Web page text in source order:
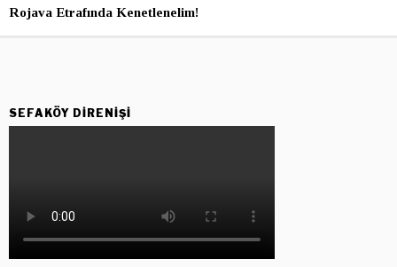
Rojava Etrafında Kenetlenelim!
SEFAKÖY DIRENIŞI